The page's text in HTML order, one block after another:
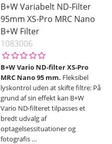
B+W Variabelt ND-Filter
95mm XS-Pro MRC Nano
B+W Filter
1083006
B+W Vario ND-filter XS-Pro
MRC Nano 95 mm. Fleksibel
lyskontrol uden at skifte filtre: På
grund af sin effekt kan B+W
Vario ND-filteret tilpasses et
bredt udvalg af
optagelsessituationer og
fotografis …